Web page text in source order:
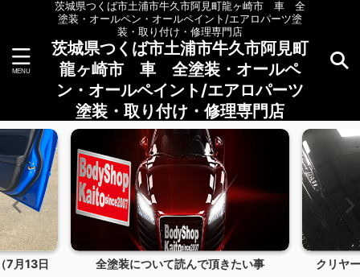
茨城県つくば市土浦市牛久市阿見町龍ヶ崎市 車 全
塗装・オールペン・オールペイント/エアロパーツ塗
装・取り付け・修理専門店
茨城県つくば市土浦市牛久市阿見町
龍ヶ崎市 車 全塗装・オールペ
ン・オールペイント/エアロパーツ
塗装・取り付け・修理専門店
7月13日 全塗装について読んで頂きたい事 クリヤ